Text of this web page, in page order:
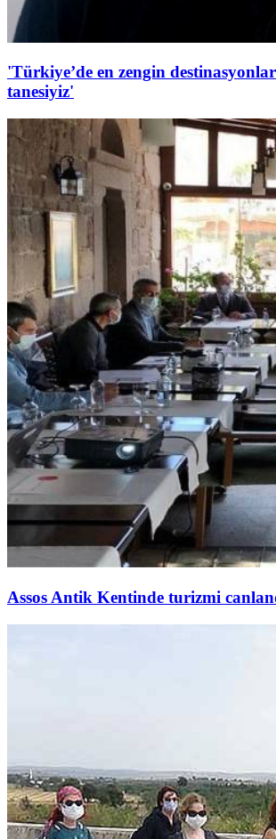
'Türkiye’de en zengin
tanesiyiz'
Assos Antik Kentinde turizmi